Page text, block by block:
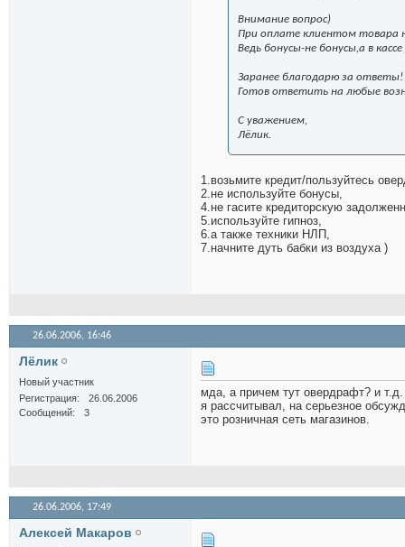
Внимание вопрос)
При оплате клиентом товара
Ведь бонусы-не бонусы,а в
Заранее благодарю за ответы!
Готов ответить на любые
С уважением,
Лёлик.
1.возьмите кредит/пользуйтесь
2.не используйте бонусы,
4.не гасите кредиторскую
5.используйте гипноз,
6.а также техники НЛП,
7.начните дуть бабки из воздуха )
26.06.2006, 16:46
Лёлик
Новый участник
Регистрация
26.06.2006
Сообщений
3
мда, а причем тут овердрафт? и т.д.
я рассчитывал, на серьезное
это розничная сеть магазинов.
26.06.2006, 17:49
Алексей Макаров